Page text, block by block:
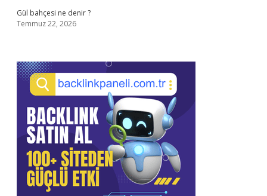
Gül bahçesi ne denir ?
Temmuz 22, 2026